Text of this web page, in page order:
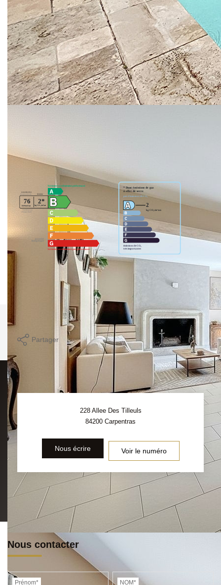
Environnement d'exception, toutes commodités à moins de
2km, beaux volumes et énorme potentiel.... La recette
parfaite pour une vie paisible en campagne de Carpentras
TF:3000€
Mazan Pernes les Fontaines, Saint-Didier, Bedoin, Caromb,
Venasque, Le Beaucet
Diagnostics énergétiques
Montant estimé des dépenses annuelles d'énergie pour un
usage standard entre 1530€ et 2140€. indexées aux années
2021,2022 et 2023 (abonnement compris).
Imprimer
Partager
228 Allee Des Tilleuls
84200 Carpentras
Nous écrire Voir le numéro
Nous contacter
Prénom* NOM*